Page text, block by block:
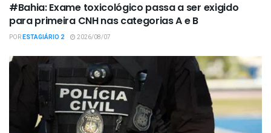
#Bahia: Exame toxicológico passa a ser exigido
para primeira CNH nas categorias A e B
PORESTAGIÁRIO 2 2026/08/07